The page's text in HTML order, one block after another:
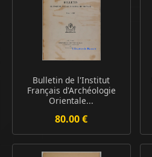
Bulletin de l'Institut
Français d'Archéologie
Orientale...
80.00 €